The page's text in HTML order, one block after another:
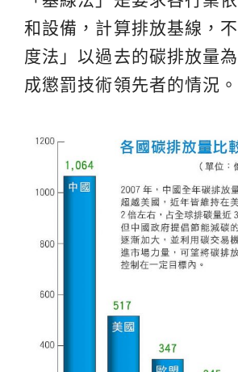
和設備，計算排放基線，
度法」以過去的碳排放量
成懲罰技術領先者的情況。